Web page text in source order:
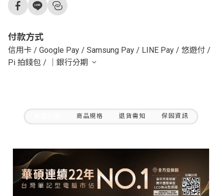
付款方式
信用卡 / Google Pay / Samsung Pay / LINE Pay / 悠遊付 /
Pi 拍錢包 / ｜銀行分期
商品規格 退貨需知 保固資訊